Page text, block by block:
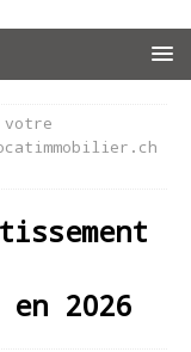
votre
2026